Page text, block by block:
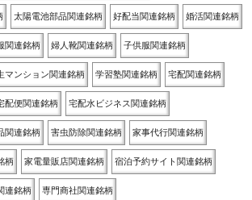
太陽電池部品関連銘柄 好配当関連銘柄 婚活関連銘柄
関連銘柄 婦人靴関連銘柄 子供服関連銘柄
マンション関連銘柄 学習塾関連銘柄 宅配関連銘柄
配便関連銘柄 宅配水ビジネス関連銘柄
関連銘柄 害虫防除関連銘柄 家事代行関連銘柄
柄 家電量販店関連銘柄 宿泊予約サイト関連銘柄
連銘柄 専門商社関連銘柄